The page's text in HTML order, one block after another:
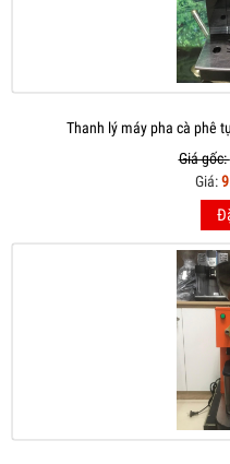
Thanh lý máy pha cà phê
Giá gốc:
Giá: